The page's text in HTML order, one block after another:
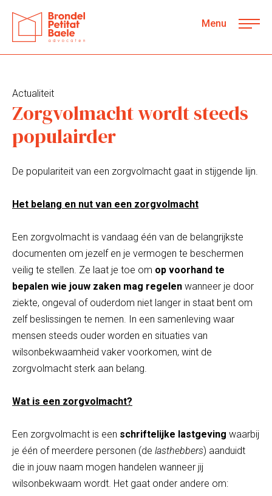
Menu
Actualiteit
Zorgvolmacht wordt steeds
populairder
De populariteit van ​een zorgvolmacht gaat in stijgende lijn.
Het belang en nut van een zorgvolmacht
Een zorgvolmacht is vandaag één van de belangrijkste
documenten om jezelf en je vermogen te beschermen
veilig te stellen. Ze laat je toe om op voorhand te
bepalen wie jouw zaken mag regelen wanneer je door
ziekte, ongeval of ouderdom niet langer in staat bent om
zelf beslissingen te nemen. In een samenleving waar
mensen steeds ouder worden en situaties van
wilsonbekwaamheid vaker voorkomen, wint de
zorgvolmacht sterk aan belang.
Wat is een zorgvolmacht?
Een zorgvolmacht is een schriftelijke lastgeving waarbij
je één of meerdere personen (de lasthebbers) aanduidt
die in jouw naam mogen handelen wanneer jij
wilsonbekwaam wordt. Het gaat onder andere om: